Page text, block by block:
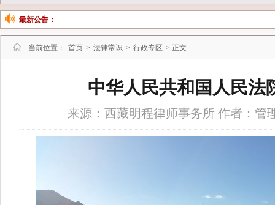
最新公告：
当前位置： 首页 > 法律常识 > 行政专区 > 正文
中华人民共和国人民法
来源：西藏明程律师事务所 作者：管